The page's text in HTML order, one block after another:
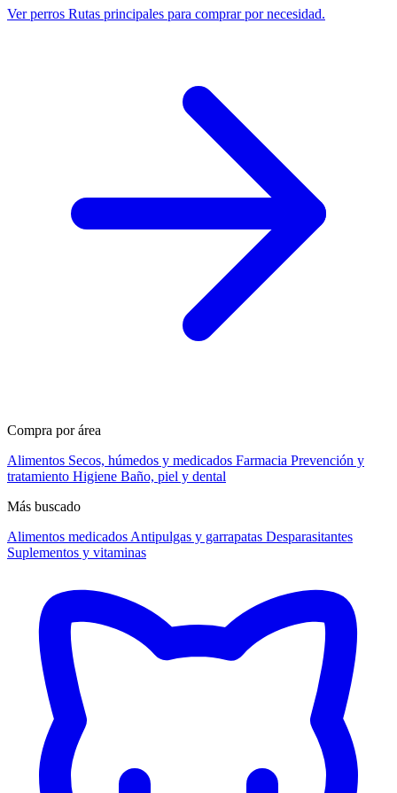
Ver perros Rutas principales para comprar por necesidad.
Compra por área
Alimentos Secos, húmedos y medicados Farmacia Prevención y
tratamiento Higiene Baño, piel y dental
Más buscado
Alimentos medicados Antipulgas y garrapatas Desparasitantes
Suplementos y vitaminas